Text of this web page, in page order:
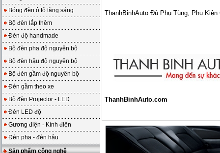
Bóng đèn ô tô tăng sáng
Bộ đèn lắp thêm
Đèn độ handmade
Bộ đèn pha độ nguyên bộ
Bộ đèn hậu độ nguyên bộ
Bộ đèn gầm độ nguyên bộ
Đèn gầm theo xe
Bộ đèn Projector - LED
Đèn LED độ
Gương điện - Kính điện
Đèn pha - đèn hậu
Sản phẩm công nghệ
ThanhBinhAuto Đủ Phụ Tùng, Phụ Kiện
ThanhBinhAuto.com